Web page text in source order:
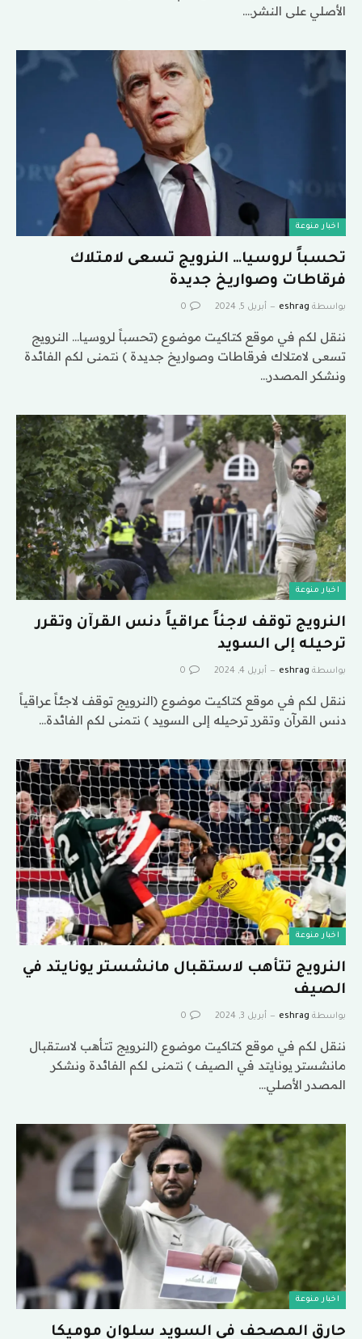
الأصلي على النشر.…
اخبار منوعة
تحسباً لروسيا… النرويج تسعى لامتلاك
فرقاطات وصواريخ جديدة
بواسطة eshrag أبريل 5, 2024 0
ننقل لكم في موقع كتاكيت موضوع (تحسباً لروسيا… النرويج
تسعى لامتلاك فرقاطات وصواريخ جديدة ) نتمنى لكم الفائدة
ونشكر المصدر…
اخبار منوعة
النرويج توقف لاجئاً عراقياً دنس القرآن وتقرر
ترحيله إلى السويد
بواسطة eshrag أبريل 4, 2024 0
ننقل لكم في موقع كتاكيت موضوع (النرويج توقف لاجئاً عراقياً
دنس القرآن وتقرر ترحيله إلى السويد ) نتمنى لكم الفائدة…
اخبار منوعة
النرويج تتأهب لاستقبال مانشستر يونايتد في
الصيف
بواسطة eshrag أبريل 3, 2024 0
ننقل لكم في موقع كتاكيت موضوع (النرويج تتأهب لاستقبال
مانشستر يونايتد في الصيف ) نتمنى لكم الفائدة ونشكر
المصدر الأصلي…
اخبار منوعة
حارق المصحف في السويد سلوان موميكا